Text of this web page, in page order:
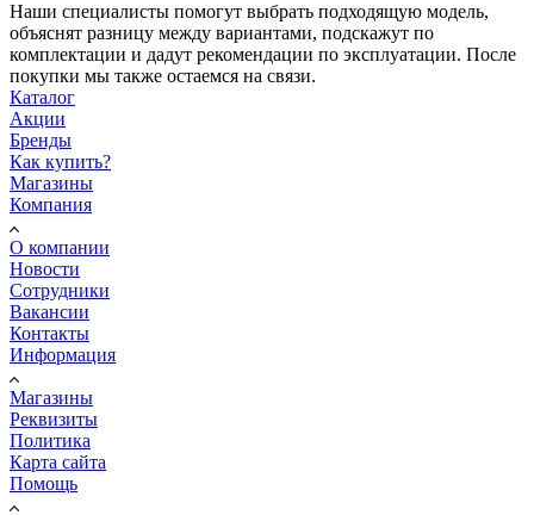
Наши специалисты помогут выбрать подходящую модель,
объяснят разницу между вариантами, подскажут по
комплектации и дадут рекомендации по эксплуатации. После
покупки мы также остаемся на связи.
Каталог
Акции
Бренды
Как купить?
Магазины
Компания
О компании
Новости
Сотрудники
Вакансии
Контакты
Информация
Магазины
Реквизиты
Политика
Карта сайта
Помощь